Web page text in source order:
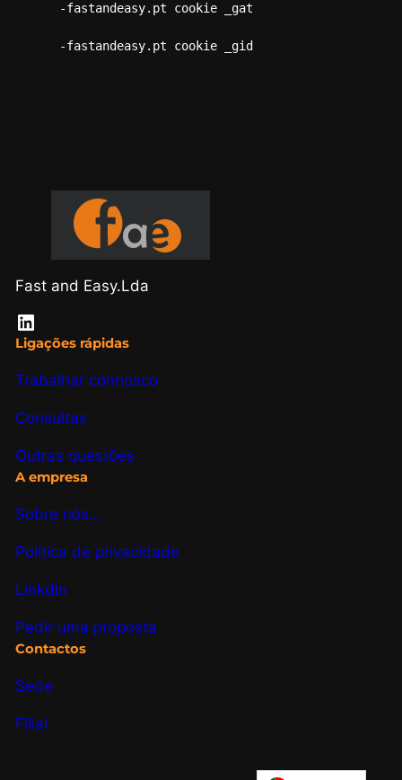
-fastandeasy.pt cookie _gat
-fastandeasy.pt cookie _gid
Fast and Easy.Lda
LinkedIn
Ligações rápidas
Trabalhar connosco
Consultas
Outras questões
A empresa
Sobre nós…
Politica de privacidade
Linkdin
Pedir uma proposta
Contactos
Sede
Filial